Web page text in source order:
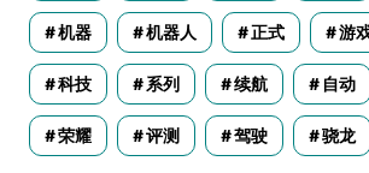
机器 机器人 正式 游
科技 系列 续航 自动
荣耀 评测 驾驶 骁龙